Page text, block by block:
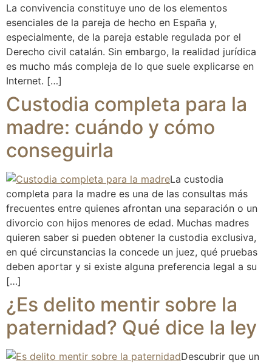
La convivencia constituye uno de los elementos
esenciales de la pareja de hecho en España y,
especialmente, de la pareja estable regulada por el
Derecho civil catalán. Sin embargo, la realidad jurídica
es mucho más compleja de lo que suele explicarse en
Internet. […]
Custodia completa para la
madre: cuándo y cómo
conseguirla
La custodia
completa para la madre es una de las consultas más
frecuentes entre quienes afrontan una separación o un
divorcio con hijos menores de edad. Muchas madres
quieren saber si pueden obtener la custodia exclusiva,
en qué circunstancias la concede un juez, qué pruebas
deben aportar y si existe alguna preferencia legal a su
[…]
¿Es delito mentir sobre la
paternidad? Qué dice la ley
Descubrir que un